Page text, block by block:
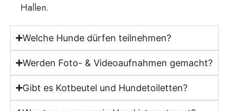
Hallen.
Welche Hunde dürfen teilnehmen?
Werden Foto- & Videoaufnahmen gemacht?
Gibt es Kotbeutel und Hundetoiletten?